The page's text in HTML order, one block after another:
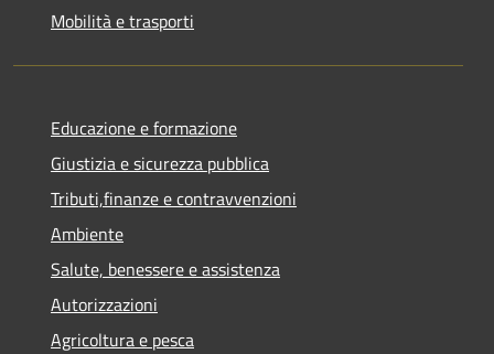
Mobilità e trasporti
Educazione e formazione
Giustizia e sicurezza pubblica
Tributi,finanze e contravvenzioni
Ambiente
Salute, benessere e assistenza
Autorizzazioni
Agricoltura e pesca